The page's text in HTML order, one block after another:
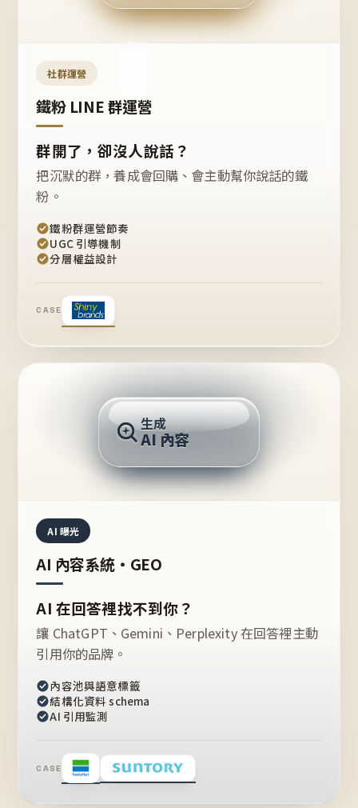
開團
嗎？
社群運營
鐵粉 LINE 群運營
群開了，卻沒人說話？
把沉默的群，養成會回購、會主動幫你說話的鐵
粉。
鐵粉群運營節奏
UGC 引導機制
分層權益設計
CASE
推薦的台灣品牌？
生成
AI 內容
AI 曝光
AI 內容系統・GEO
AI 在回答裡找不到你？
讓 ChatGPT、Gemini、Perplexity 在回答裡主動
引用你的品牌。
內容池與語意標籤
結構化資料 schema
AI 引用監測
CASE